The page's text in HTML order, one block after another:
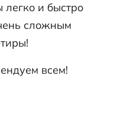
легко и быстро
сложным
всем!